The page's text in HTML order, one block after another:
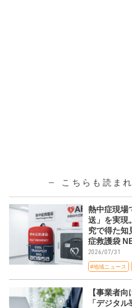
こちらも読ま
熱中症現場
送」を実現
究で得た知
症救護袋
2026/07/31
#地域ニュース
【事業者
「デジタ